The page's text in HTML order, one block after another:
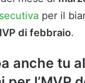
per il
di febbraio.
anche tu